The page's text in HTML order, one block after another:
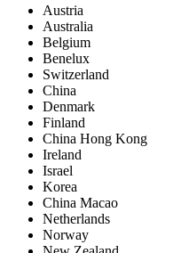
Austria
Australia
Belgium
Benelux
Switzerland
China
Denmark
Finland
China Hong Kong
Ireland
Israel
Korea
China Macao
Netherlands
Norway